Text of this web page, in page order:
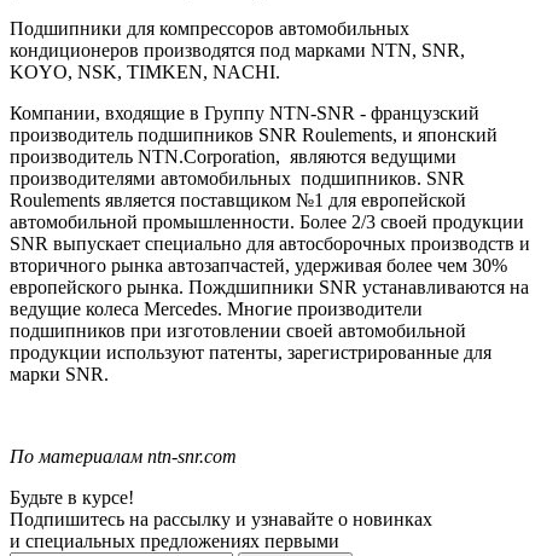
Подшипники для компрессоров автомобильных
кондиционеров производятся под марками NTN, SNR,
KOYO, NSK, TIMKEN, NACHI.
Компании, входящие в Группу NTN-SNR - французский
производитель подшипников SNR Roulements, и японский
производитель NTN.Corporation, являются ведущими
производителями автомобильных подшипников. SNR
Roulements является поставщиком №1 для европейской
автомобильной промышленности. Более 2/3 своей продукции
SNR выпускает специально для автосборочных производств и
вторичного рынка автозапчастей, удерживая более чем 30%
европейского рынка. Пождшипники SNR устанавливаются на
ведущие колеса Mercedes. Многие производители
подшипников при изготовлении своей автомобильной
продукции используют патенты, зарегистрированные для
марки SNR.
По материалам ntn-snr.com
Будьте в курсе!
Подпишитесь на рассылку и узнавайте о новинках
и специальных предложениях первыми